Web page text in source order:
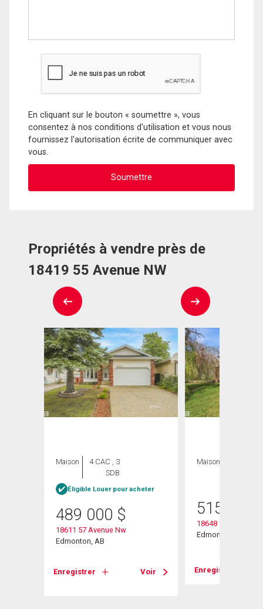
En cliquant sur le bouton « soumettre », vous
consentez à nos conditions d'utilisation et vous nous
fournissez l'autorisation écrite de communiquer avec
vous.
Propriétés à vendre près de
18419 55 Avenue NW
Maison
4 CAC , 3
SDB
Éligible Louer pour acheter
489 000 $
18611 57 Avenue Nw
Edmonton, AB
Enregistrer Voir
Maison
515 000
18648 57 Avenue
Edmonton, AB
Enregistrer